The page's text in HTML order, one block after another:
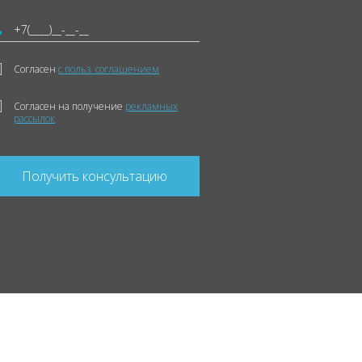
Согласенс польз. соглашением
Согласен на получение рекламных
рассылок
Получить консультацию